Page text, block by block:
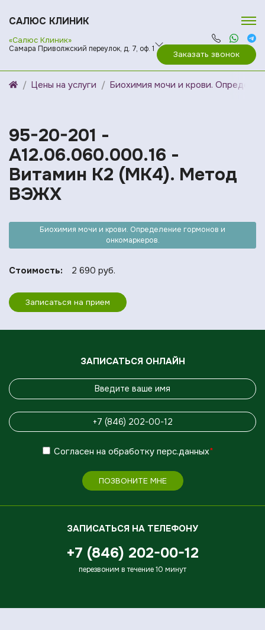
САЛЮС КЛИНИК
«Салюс Клиник»
Самара Приволжский переулок, д. 7, оф. 1
Заказать звонок
Цены на услуги Биохимия мочи и крови.
95-20-201 -
A12.06.060.000.16 -
Витамин K2 (МК4). Метод
ВЭЖХ
Биохимия мочи и крови. Определение гормонов и
онкомаркеров.
Стоимость: 2 690 руб.
Записаться на прием
ЗАПИСАТЬСЯ ОНЛАЙН
Согласен на обработку перс.данных*
ПОЗВОНИТЕ МНЕ
ЗАПИСАТЬСЯ НА ТЕЛЕФОНУ
+7 (846) 202-00-12
перезвоним в течение 10 минут